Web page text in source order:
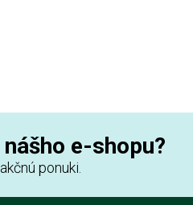
e-shopu?
ponuki.